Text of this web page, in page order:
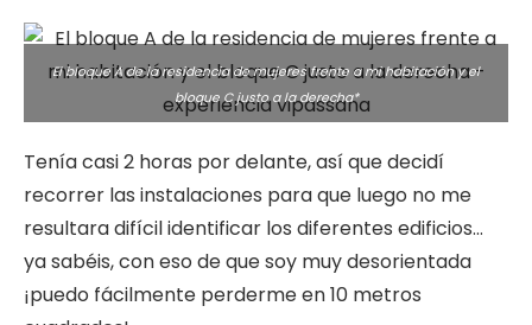
El bloque A de la residencia de mujeres frente a mi habitación y el
bloque C justo a la derecha*
Tenía casi 2 horas por delante, así que decidí
recorrer las instalaciones para que luego no me
resultara difícil identificar los diferentes edificios…
ya sabéis, con eso de que soy muy desorientada
¡puedo fácilmente perderme en 10 metros